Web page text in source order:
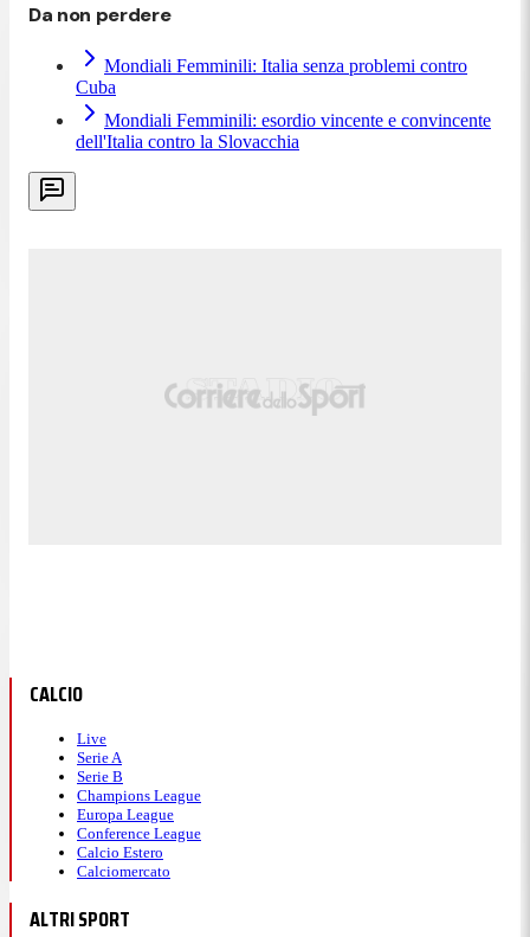
Da non perdere
Mondiali Femminili: Italia senza problemi contro
Cuba
Mondiali Femminili: esordio vincente e convincente
dell'Italia contro la Slovacchia
CALCIO
Live
Serie A
Serie B
Champions League
Europa League
Conference League
Calcio Estero
Calciomercato
ALTRI SPORT